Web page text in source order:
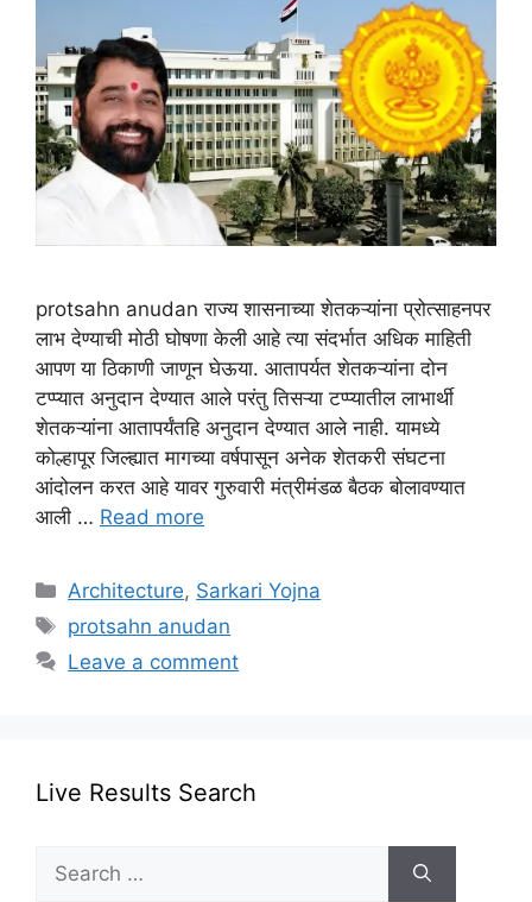
protsahn anudan राज्य शासनाच्या शेतकऱ्यांना प्रोत्साहनपर
लाभ देण्याची मोठी घोषणा केली आहे त्या संदर्भात अधिक माहिती
आपण या ठिकाणी जाणून घेऊया. आतापर्यत शेतकऱ्यांना दोन
टप्प्यात अनुदान देण्यात आले परंतु तिसऱ्या टप्प्यातील लाभार्थी
शेतकऱ्यांना आतापर्यंतहि अनुदान देण्यात आले नाही. यामध्ये
कोल्हापूर जिल्ह्यात मागच्या वर्षपासून अनेक शेतकरी संघटना
आंदोलन करत आहे यावर गुरुवारी मंत्रीमंडळ बैठक बोलावण्यात
आली … Read more
Categories
Architecture, Sarkari Yojna
Tags
protsahn anudan
Leave a comment
Live Results Search
for: